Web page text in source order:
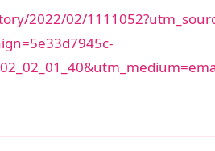
2022/02/